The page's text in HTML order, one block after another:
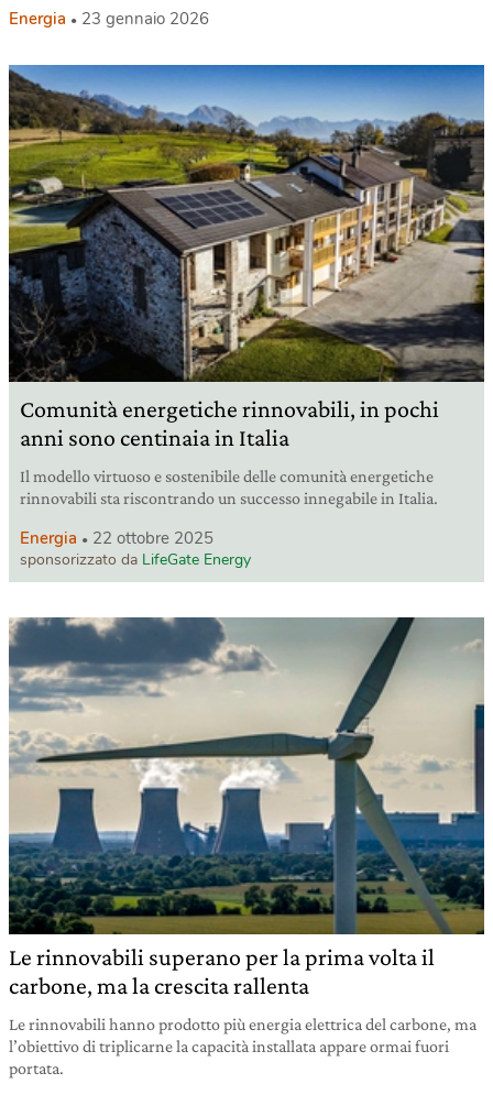
Energia 23 gennaio 2026
Comunità energetiche rinnovabili, in pochi
anni sono centinaia in Italia
Il modello virtuoso e sostenibile delle comunità energetiche
rinnovabili sta riscontrando un successo innegabile in Italia.
Energia 22 ottobre 2025
sponsorizzato da LifeGate Energy
Le rinnovabili superano per la prima volta il
carbone, ma la crescita rallenta
Le rinnovabili hanno prodotto più energia elettrica del carbone, ma
l’obiettivo di triplicarne la capacità installata appare ormai fuori
portata.